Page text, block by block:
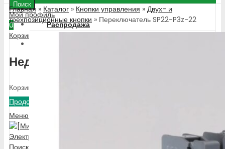
Поиск
Мой профиль
0
Корзина
Недавно добавлено
Корзина пуста!
Продолжить покупки
Меню
Поиск
Распродажа
Главная » Каталог » Кнопки управления » Двух- и
трехпозиционные кнопки » Переключатель SP22-P3z-22